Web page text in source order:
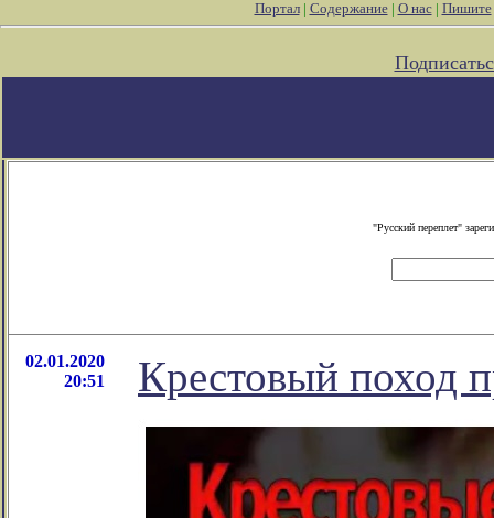
Портал| Содержание| О нас| Пишите
"Русский переплет"
02.01.2020
20:51
Крестовый поход